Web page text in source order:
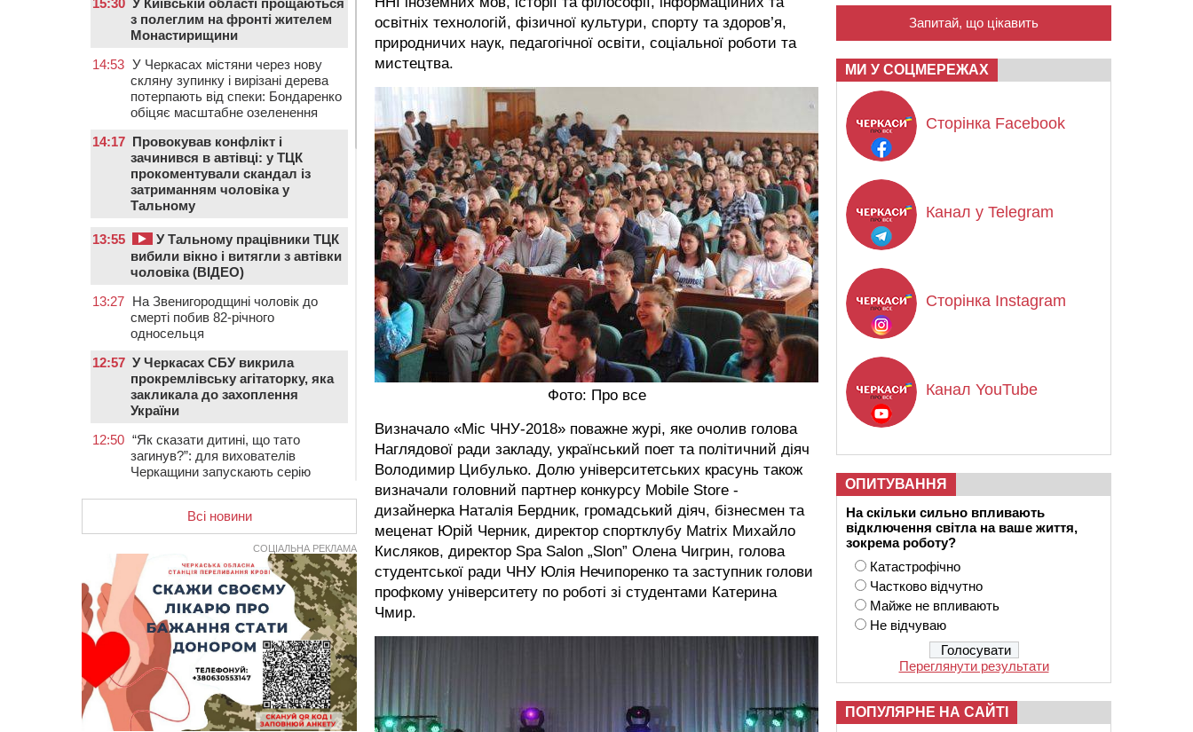
освітніх технологій, фізичної культури, спорту та здоров’я,
природничих наук, педагогічної освіти, соціальної роботи та
мистецтва.
Фото: Про все
Визначало «Міс ЧНУ-2018» поважне журі, яке очолив голова
Наглядової ради закладу, український поет та політичний діяч
Володимир Цибулько. Долю університетських красунь також
визначали головний партнер конкурсу Mobile Store -
дизайнерка Наталія Бердник, громадський діяч, бізнесмен та
меценат Юрій Черник, директор спортклубу Matrix Михайло
Кисляков, директор Spa Salon „Slon” Олена Чигрин, голова
студентської ради ЧНУ Юлія Нечипоренко та заступник голови
профкому університету по роботі зі студентами Катерина
Чмир.
15:30 У Київській області прощаються
з полеглим на фронті жителем
Монастирищини
14:53 У Черкасах містяни через нову
скляну зупинку і вирізані дерева
потерпають від спеки: Бондаренко
обіцяє масштабне озеленення
14:17 Провокував конфлікт і
зачинився в автівці: у ТЦК
прокоментували скандал із
затриманням чоловіка у
Тальному
13:55
У Тальному працівники ТЦК
вибили вікно і витягли з автівки
чоловіка (ВІДЕО)
13:27 На Звенигородщині чоловік до
смерті побив 82-річного
односельця
12:57 У Черкасах СБУ викрила
прокремлівську агітаторку, яка
закликала до захоплення
України
12:50 “Як сказати дитині, що тато
загинув?”: для вихователів
Черкащини запускають серію
На Золотоніщині вже десяту
добу гасять пожежу торфу
11:35
Від 80 гривень за кілограм: в
Україні прогнозують стрибок цін на
гречку
10:56
Захисника зі Звенигородщини,
який обороняв Авдіївку,
нагородили “Комбатантським
хрестом”
10:10
На Черкащині п’яний мотоцикліст
зіткнувся з мопедом: двоє людей у
лікарні
Всі новини
СОЦІАЛЬНА РЕКЛАМА
Запитай, що цікавить
МИ У СОЦМЕРЕЖАХ
Сторінка Facebook
Канал у Telegram
Сторінка Instagram
Канал YouTube
ОПИТУВАННЯ
На скільки сильно впливають
відключення світла на ваше життя,
зокрема роботу?
Катастрофічно
Частково відчутно
Майже не впливають
Не відчуваю
Переглянути результати
ПОПУЛЯРНЕ НА САЙТІ